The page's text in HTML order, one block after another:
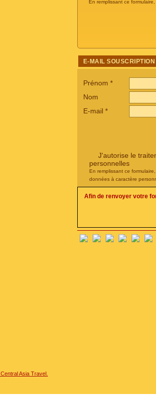
En remplissant ce
E-MAIL SOUSCRIPTION
Prénom *
Nom
E-mail *
J'autorise le
personnelles
En remplissant ce
données à caractère
Afin de renvoyer votre
Central Asia Travel.